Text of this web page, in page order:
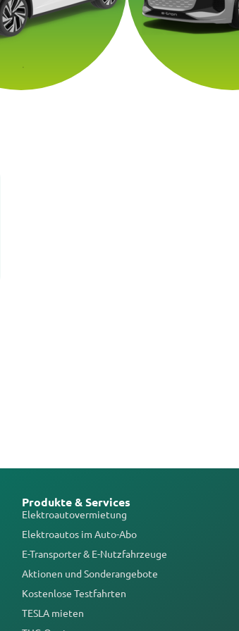
Produkte & Services
Elektroautovermietung
Elektroautos im Auto-Abo
E-Transporter & E-Nutzfahrzeuge
Aktionen und Sonderangebote
Kostenlose Testfahrten
TESLA mieten